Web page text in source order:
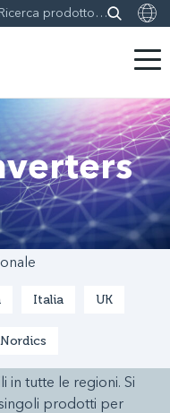
Italia UK
Nordics
in tutte le regioni. Si
prodotti per